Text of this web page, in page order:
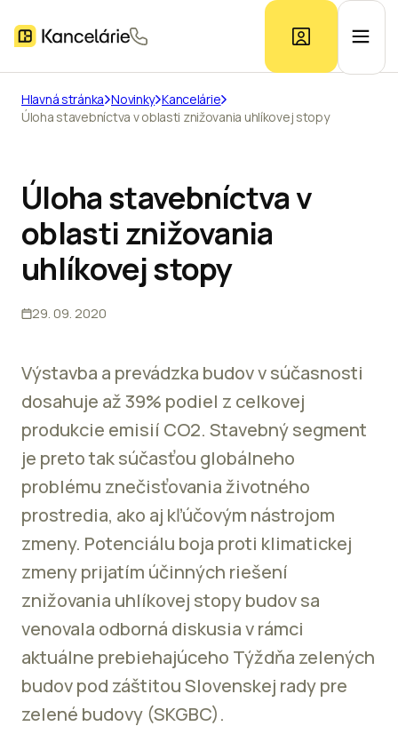
Ponuka kancelárií
Prieskum trhu
Kontakt
Hlavná stránka Novinky Kancelárie
Úloha stavebníctva v oblasti znižovania uhlíkovej stopy
Úloha stavebníctva v
oblasti znižovania
uhlíkovej stopy
29. 09. 2020
Výstavba a prevádzka budov v súčasnosti
dosahuje až 39% podiel z celkovej
produkcie emisií CO2. Stavebný segment
je preto tak súčasťou globálneho
problému znečisťovania životného
prostredia, ako aj kľúčovým nástrojom
zmeny. Potenciálu boja proti klimatickej
zmeny prijatím účinných riešení
znižovania uhlíkovej stopy budov sa
venovala odborná diskusia v rámci
aktuálne prebiehajúceho Týždňa zelených
budov pod záštitou Slovenskej rady pre
zelené budovy (SKGBC).